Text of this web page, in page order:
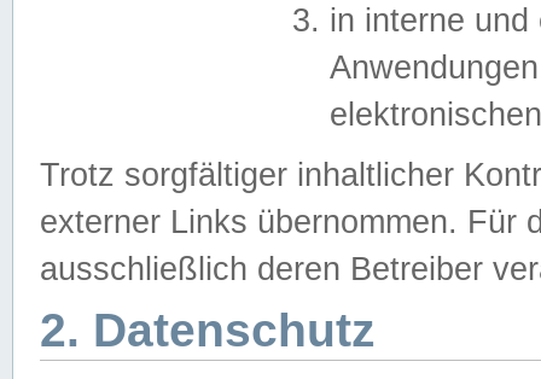
in interne
Trotz sorgfältiger inhaltlicher
externer Links übernommen. Für
ausschließlich deren Betreiber
2. Datenschutz